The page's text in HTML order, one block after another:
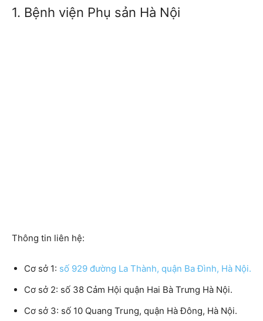
1. Bệnh viện Phụ sản Hà Nội
Thông tin liên hệ:
Cơ sở 1: số 929 đường La Thành, quận Ba Đình, Hà Nội.
Cơ sở 2: số 38 Cảm Hội quận Hai Bà Trưng Hà Nội.
Cơ sở 3: số 10 Quang Trung, quận Hà Đông, Hà Nội.